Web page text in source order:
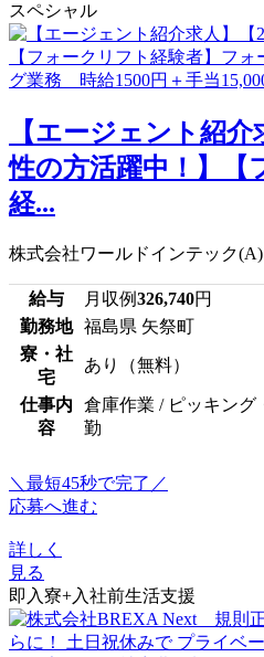
スペシャル
【エージェント紹介
性の方活躍中！】【
経...
株式会社ワールドインテック(A)
給与 月収例326,740円
勤務地
福島県 矢祭町
寮・社
宅
あり（無料）
仕事内
容
倉庫作業 / ピッキング
勤
＼最短45秒で完了／
応募へ進む
詳しく
見る
即入寮+入社前生活支援